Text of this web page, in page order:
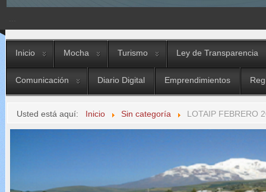
Inicio Mocha Turismo Ley de Transparencia
Comunicación Diario Digital Emprendimientos
Usted está aquí: Inicio Sin categoría LOTAIP FEBRERO